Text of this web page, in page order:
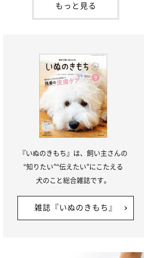
上にのってきたので、そのままなでながら
テレビを見ていたのですが、微動だにしな
いので気になって見てみると、腕にしがみ
もっと見る
『いぬのきもち』は、飼い主さんの
“知りたい”“伝えたい”にこたえる
犬のこと総合雑誌です。
雑誌『いぬのきもち』